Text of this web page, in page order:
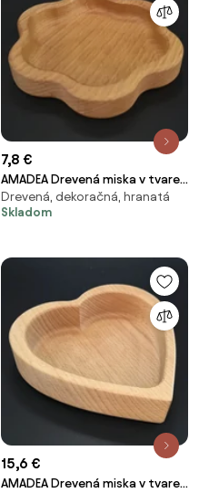
7,8 €
AMADEA Drevená miska v tvare
kvety, masívne drevo, rozmer
12x12x2 cm
Drevená, dekoračná, hranatá
Skladom
15,6 €
AMADEA Drevená miska v tvare